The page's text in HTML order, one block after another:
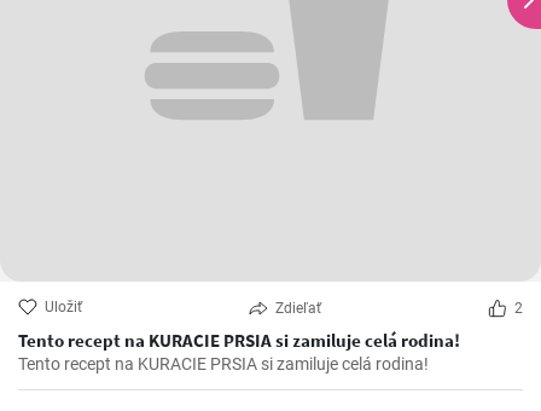
Uložiť Zdieľať 2
Tento recept na KURACIE PRSIA si zamiluje celá rodina!
Tento recept na KURACIE PRSIA si zamiluje celá rodina!